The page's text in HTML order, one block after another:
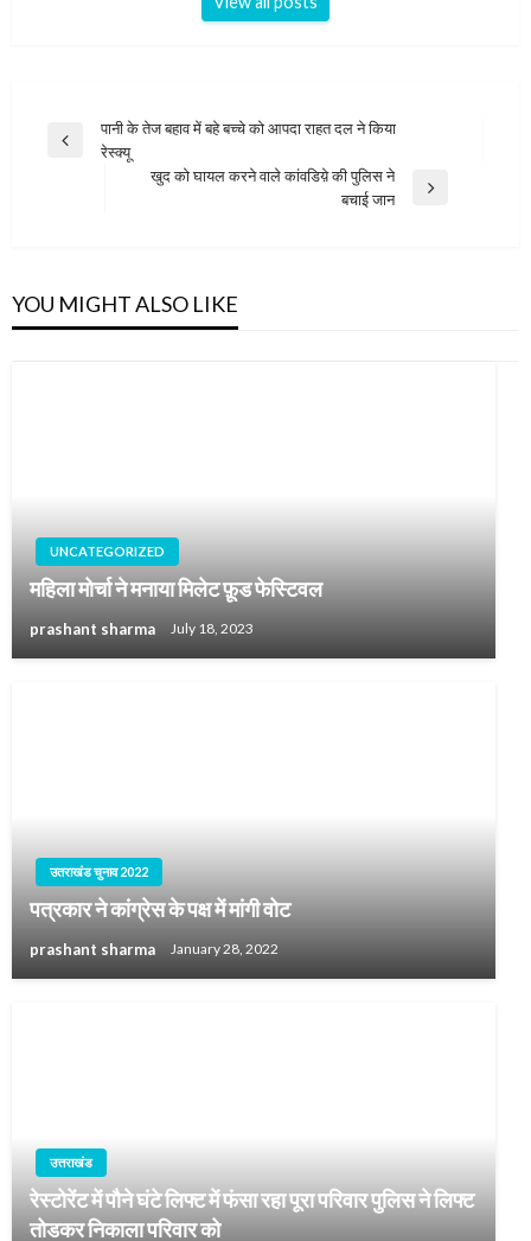
Post
navigation
Previous
पानी के तेज बहाव में बहे बच्चे को आपदा राहत दल ने किया
रेस्क्यू
खुद को घायल करने वाले कांवडिय़े की पुलिस ने
बचाई जान
YOU MIGHT ALSO LIKE
UNCATEGORIZED
महिला मोर्चा ने मनाया मिलेट फ़ूड फेस्टिवल
prashant sharma July 18, 2023
उतराखंड चुनाव 2022
पत्रकार ने कांग्रेस के पक्ष में मांगी वोट
prashant sharma January 28, 2022
उत्तराखंड
रेस्टोरेंट में पौने घंटे लिफ्ट में फंसा रहा पूरा परिवार पुलिस ने लिफ्ट
तोडकर निकाला परिवार को